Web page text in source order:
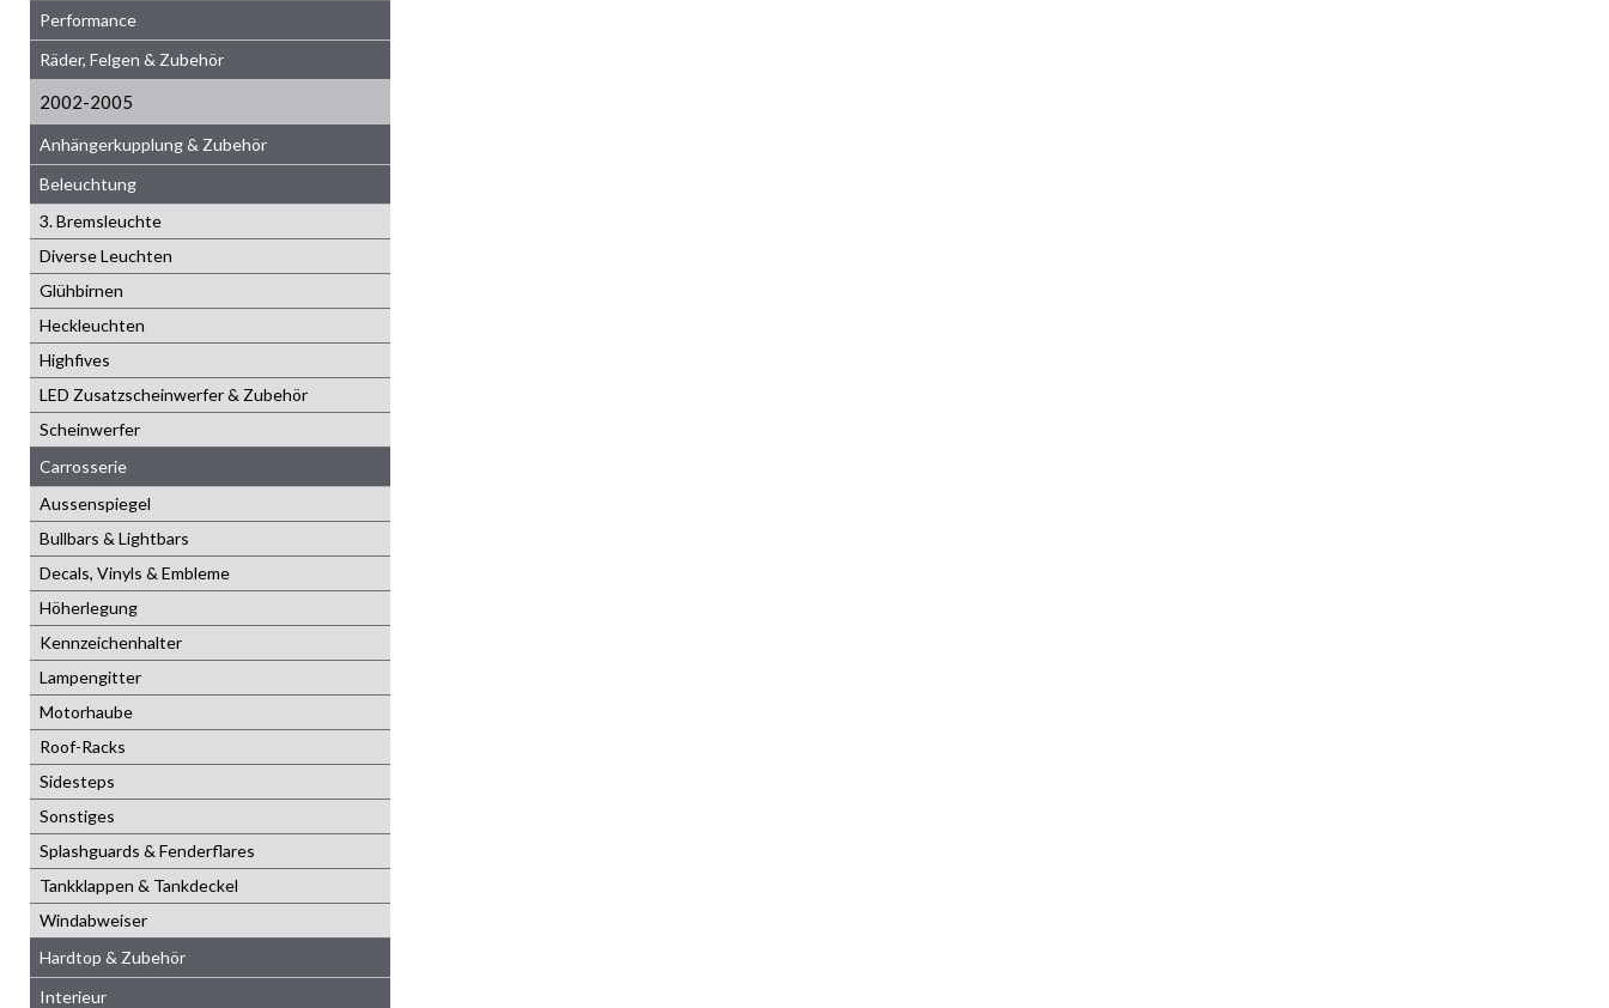
Performance
Räder, Felgen & Zubehör
2002-2005
Anhängerkupplung & Zubehör
Beleuchtung
3. Bremsleuchte
Diverse Leuchten
Glühbirnen
Heckleuchten
Highfives
LED Zusatzscheinwerfer & Zubehör
Scheinwerfer
Carrosserie
Aussenspiegel
Bullbars & Lightbars
Decals, Vinyls & Embleme
Höherlegung
Kennzeichenhalter
Lampengitter
Motorhaube
Roof-Racks
Sidesteps
Sonstiges
Splashguards & Fenderflares
Tankklappen & Tankdeckel
Windabweiser
Hardtop & Zubehör
Interieur